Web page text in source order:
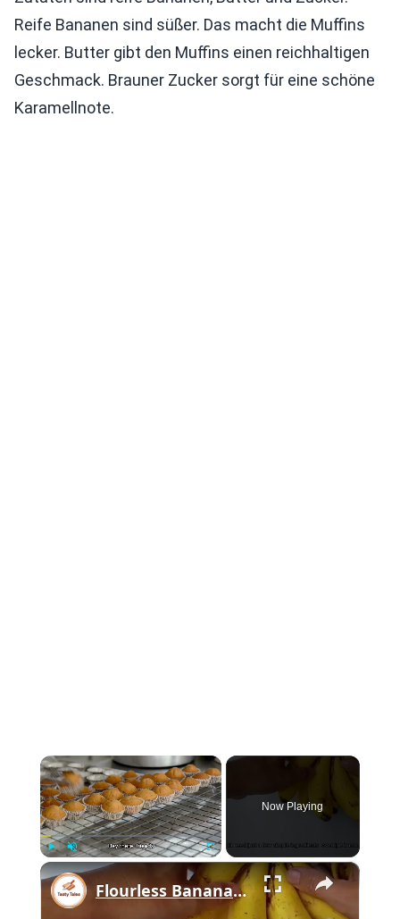
Reife Bananen sind süßer. Das macht die Muffins
lecker. Butter gibt den Muffins einen reichhaltigen
Geschmack. Brauner Zucker sorgt für eine schöne
Karamellnote.
×
Play Fullscreen
Now Playing
×
Flourless Banana Chocolate Chip Mini Muffins